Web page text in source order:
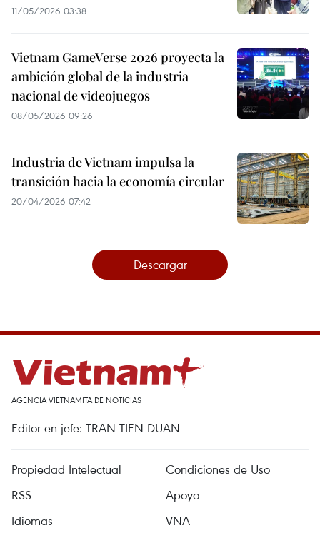
11/05/2026 03:38
Vietnam GameVerse 2026 proyecta la
ambición global de la industria
nacional de videojuegos
08/05/2026 09:26
Industria de Vietnam impulsa la
transición hacia la economía circular
20/04/2026 07:42
Descargar
AGENCIA VIETNAMITA DE NOTICIAS
Editor en jefe: TRAN TIEN DUAN
Propiedad Intelectual
Condiciones de Uso
RSS
Apoyo
Idiomas
VNA